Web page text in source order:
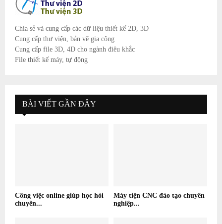
Chia sẻ và cung cấp các dữ liệu thiết kế 2D, 3D
Cung cấp thư viện, bản vẽ gia công
Cung cấp file 3D, 4D cho ngành điêu khắc
File thiết kế máy, tự động
BÀI VIẾT GẦN ĐÂY
Công việc online giúp học hỏi
chuyên...
Máy tiện CNC đào tạo chuyên
nghiệp...